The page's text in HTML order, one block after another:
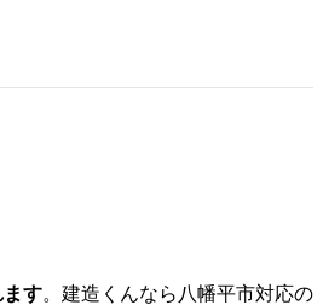
す。建造くんなら八幡平市対応の